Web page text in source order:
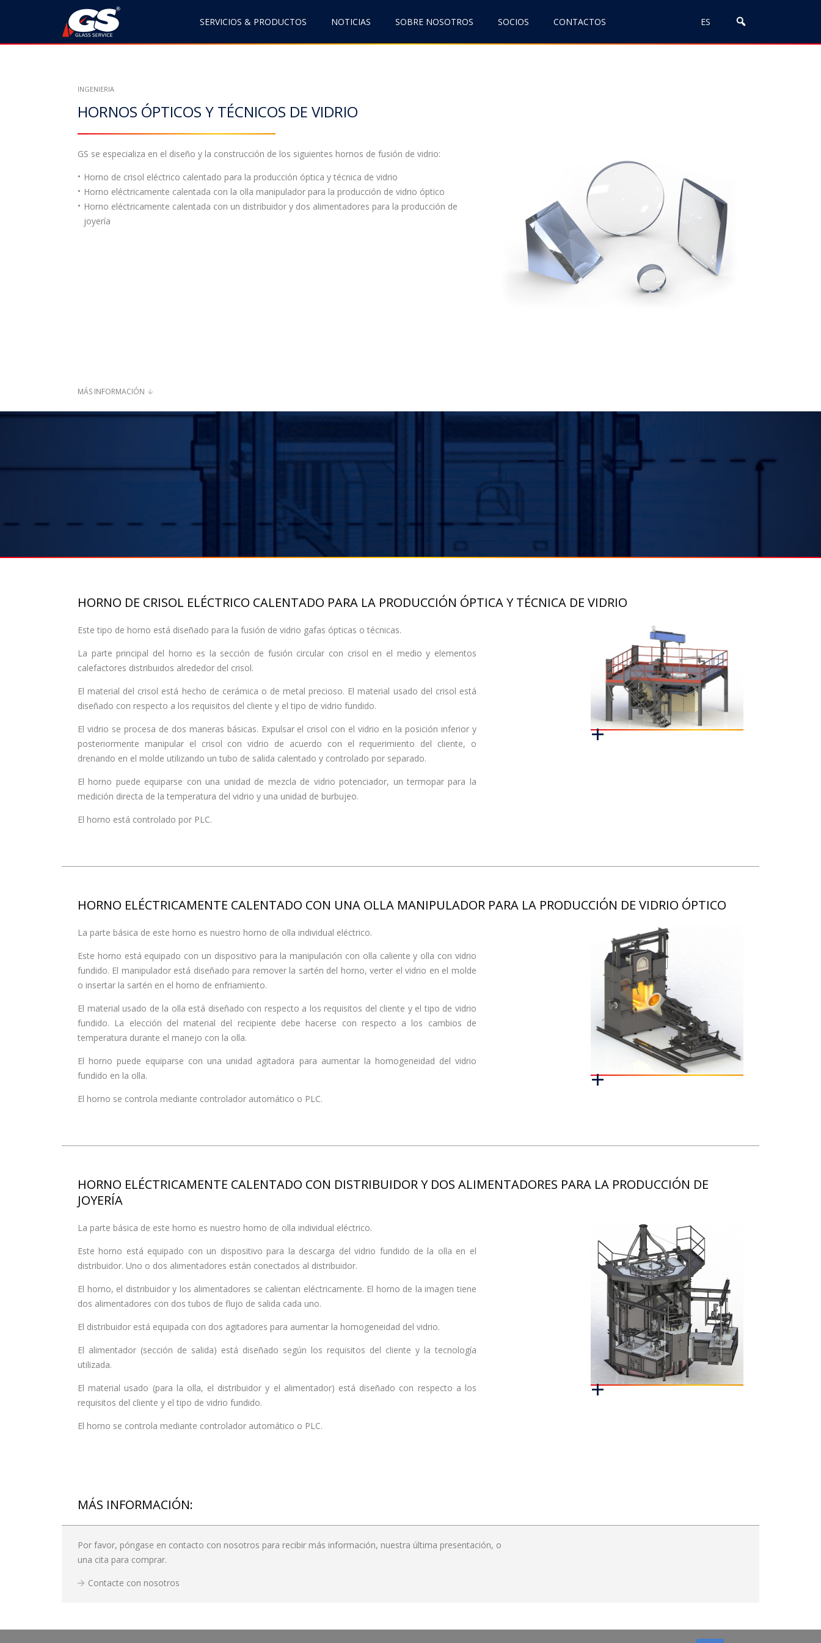
S
k
i
c
o
e
SERVICIOS & PRODUCTOS NOTICIAS SOBRE NOSOTROS SOCIOS CONTACTOS ES
INGENIERIA
HORNOS ÓPTICOS Y TÉCNICOS DE VIDRIO
GS se especializa en el diseño y la construcción de los siguientes hornos de fusión de vidrio:
Horno de crisol eléctrico calentado para la producción óptica y técnica de vidrio
Horno eléctricamente calentada con la olla manipulador para la producción de vidrio óptico
Horno eléctricamente calentada con un distribuidor y dos alimentadores para la producción de
joyería
MÁS INFORMACIÓN
HORNO DE CRISOL ELÉCTRICO CALENTADO PARA LA PRODUCCIÓN ÓPTICA Y TÉCNICA DE VIDRIO
Este tipo de horno está diseñado para la fusión de vidrio gafas ópticas o técnicas.
La parte principal del horno es la sección de fusión circular con crisol en el medio y elementos
calefactores distribuidos alrededor del crisol.
El material del crisol está hecho de cerámica o de metal precioso. El material usado del crisol está
diseñado con respecto a los requisitos del cliente y el tipo de vidrio fundido.
El vidrio se procesa de dos maneras básicas. Expulsar el crisol con el vidrio en la posición inferior y
posteriormente manipular el crisol con vidrio de acuerdo con el requerimiento del cliente, o
drenando en el molde utilizando un tubo de salida calentado y controlado por separado.
El horno puede equiparse con una unidad de mezcla de vidrio potenciador, un termopar para la
medición directa de la temperatura del vidrio y una unidad de burbujeo.
El horno está controlado por PLC.
HORNO ELÉCTRICAMENTE CALENTADO CON UNA OLLA MANIPULADOR PARA LA PRODUCCIÓN DE VIDRIO ÓPTICO
La parte básica de este horno es nuestro horno de olla individual eléctrico.
Este horno está equipado con un dispositivo para la manipulación con olla caliente y olla con vidrio
fundido. El manipulador está diseñado para remover la sartén del horno, verter el vidrio en el molde
o insertar la sartén en el horno de enfriamiento.
El material usado de la olla está diseñado con respecto a los requisitos del cliente y el tipo de vidrio
fundido. La elección del material del recipiente debe hacerse con respecto a los cambios de
temperatura durante el manejo con la olla.
El horno puede equiparse con una unidad agitadora para aumentar la homogeneidad del vidrio
fundido en la olla.
El horno se controla mediante controlador automático o PLC.
HORNO ELÉCTRICAMENTE CALENTADO CON DISTRIBUIDOR Y DOS ALIMENTADORES PARA LA PRODUCCIÓN DE
JOYERÍA
La parte básica de este horno es nuestro horno de olla individual eléctrico.
Este horno está equipado con un dispositivo para la descarga del vidrio fundido de la olla en el
distribuidor. Uno o dos alimentadores están conectados al distribuidor.
El horno, el distribuidor y los alimentadores se calientan eléctricamente. El horno de la imagen tiene
dos alimentadores con dos tubos de flujo de salida cada uno.
El distribuidor está equipada con dos agitadores para aumentar la homogeneidad del vidrio.
El alimentador (sección de salida) está diseñado según los requisitos del cliente y la tecnología
utilizada.
El material usado (para la olla, el distribuidor y el alimentador) está diseñado con respecto a los
requisitos del cliente y el tipo de vidrio fundido.
El horno se controla mediante controlador automático o PLC.
MÁS INFORMACIÓN:
Por favor, póngase en contacto con nosotros para recibir más información, nuestra última presentación, o
una cita para comprar.
Contacte con nosotros